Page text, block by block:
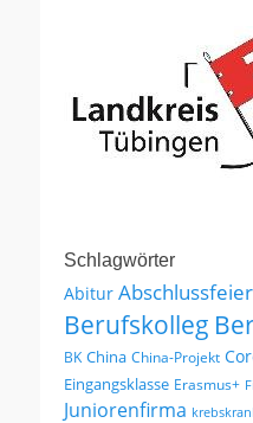
Schlagwörter
Abitur Abschlussfeier
Berufskolleg
BK China China-Projekt
Eingangsklasse Erasmus+
Juniorenfirma